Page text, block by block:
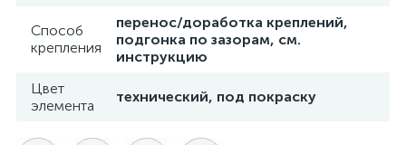
Способ
крепления
перенос/доработка креплений,
подгонка по зазорам, см.
инструкцию
Цвет
элемента
технический, под покраску